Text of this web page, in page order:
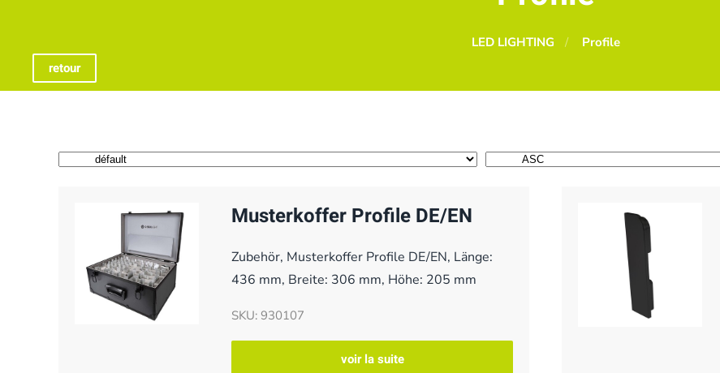
LED LIGHTING Profile
retour
Musterkoffer Profile DE/EN
Zubehör, Musterkoffer Profile DE/EN, Länge:
436 mm, Breite: 306 mm, Höhe: 205 mm
SKU: 930107
voir la suite